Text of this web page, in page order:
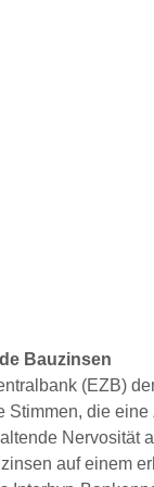
Bauzinsen
(EZB)
Stimmen, die
Nervosität
auf einem